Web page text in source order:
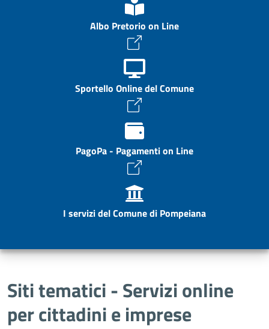
Albo Pretorio on Line
Sportello Online del Comune
PagoPa - Pagamenti on Line
I servizi del Comune di Pompeiana
Siti tematici - Servizi online
per cittadini e imprese